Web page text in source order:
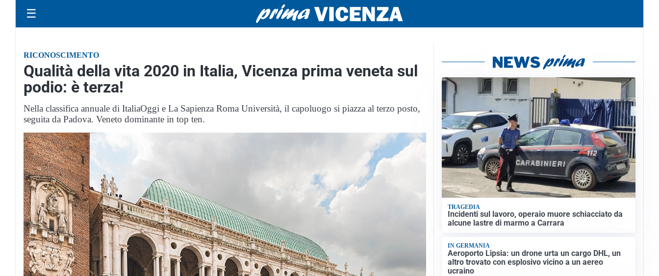
☰
RICONOSCIMENTO
Qualità della vita 2020 in Italia, Vicenza prima veneta sul
podio: è terza!
Nella classifica annuale di ItaliaOggi e La Sapienza Roma Università, il capoluogo si piazza al terzo posto,
seguita da Padova. Veneto dominante in top ten.
TRAGEDIA
Incidenti sul lavoro, operaio muore schiacciato da
alcune lastre di marmo a Carrara
IN GERMANIA
Aeroporto Lipsia: un drone urta un cargo DHL, un
altro trovato con esplosivo vicino a un aereo
ucraino